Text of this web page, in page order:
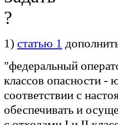
1) статью 1
"федеральный
классов опасности -
соответствии с
обеспечивать и